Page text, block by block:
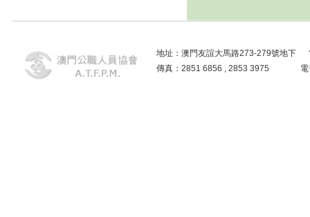
地址：澳門友誼大馬路273-279號地下
傳真：2851 6856 , 2853 3975 電